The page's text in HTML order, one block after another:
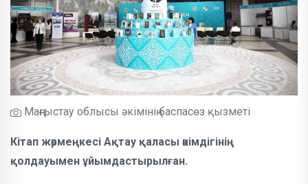
Маңғыстау облысы әкімінің баспасөз қызметі
Кітап жәрмеңкесі Ақтау қаласы әкімдігінің
қолдауымен ұйымдастырылған.